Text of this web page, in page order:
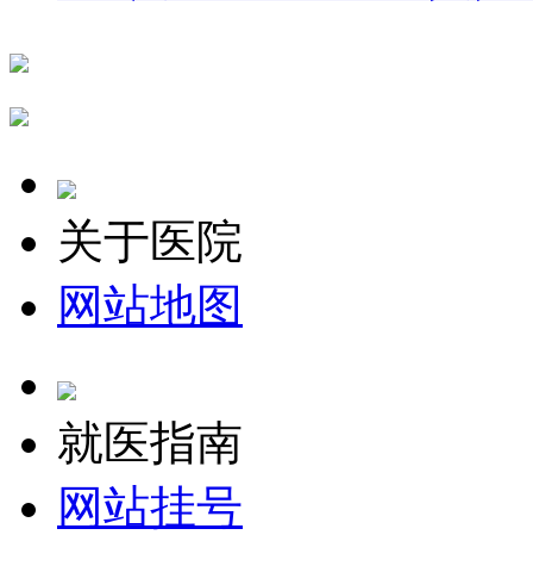
关于医院
网站地图
就医指南
网站挂号